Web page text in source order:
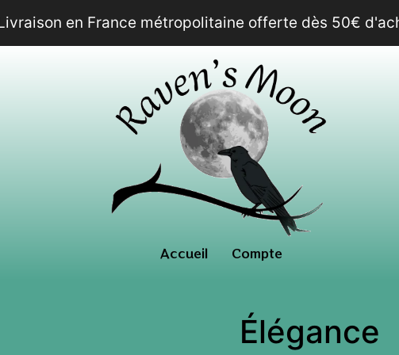
Accueil Compte
Élégance
en France métropolitaine offerte dès 50€